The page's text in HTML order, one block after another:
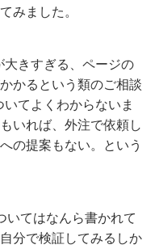
みました。
きすぎる、ページの
かるという類のご相談
てよくわからないま
いれば、外注で依頼し
の提案もない。という
いてはなんら書かれて
分で検証してみるしか